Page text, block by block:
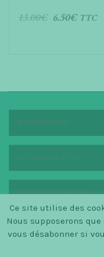
13.00€ 6.50€ TTC
NOUS CONTACTER
© SINCE 2014 LA
Ce site utilise des
Nous supposerons
vous désabonner si